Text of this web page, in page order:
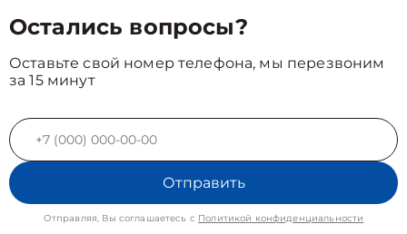
Остались вопросы?
Оставьте свой номер телефона, мы перезвоним
за 15 минут
Отправить
Отправляя, Вы соглашаетесь с Политикой конфиденциальности